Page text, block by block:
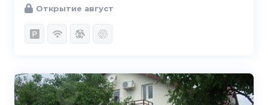
Открытие август